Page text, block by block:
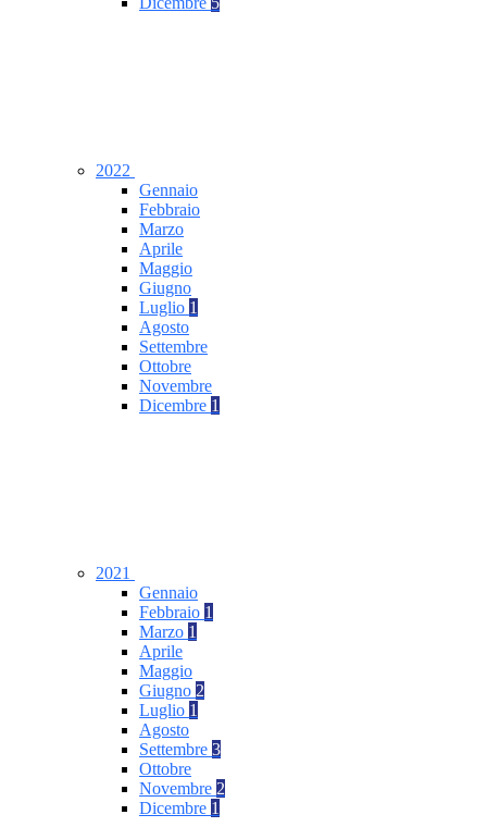
2022
Gennaio
Febbraio
Marzo
Aprile
Maggio
Giugno
Luglio 1
Agosto
Settembre
Ottobre
Novembre
Dicembre 1
2021
Gennaio
Febbraio 1
Marzo 1
Aprile
Maggio
Giugno 2
Luglio 1
Agosto
Settembre 3
Ottobre
Novembre 2
Dicembre 1